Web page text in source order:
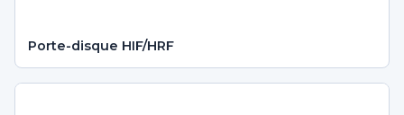
Porte-disque HIF/HRF